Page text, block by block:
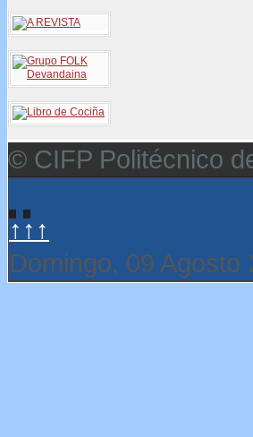
© CIFP Politécnico
↑↑↑
Domingo, 09 Agosto